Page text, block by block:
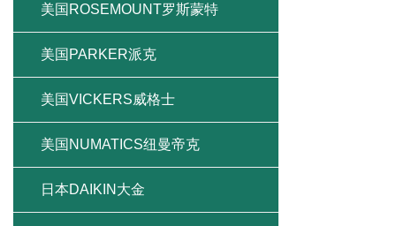
美国ROSEMOUNT罗斯蒙特
美国PARKER派克
美国VICKERS威格士
美国NUMATICS纽曼帝克
日本DAIKIN大金